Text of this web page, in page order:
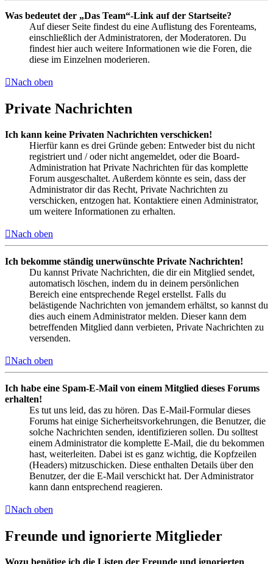
Was bedeutet der „Das Team“-Link auf der Startseite?
Auf dieser Seite findest du eine Auflistung des Forenteams,
einschließlich der Administratoren, der Moderatoren. Du
findest hier auch weitere Informationen wie die Foren, die
diese im Einzelnen moderieren.
Nach oben
Private Nachrichten
Ich kann keine Privaten Nachrichten verschicken!
Hierfür kann es drei Gründe geben: Entweder bist du nicht
registriert und / oder nicht angemeldet, oder die Board-
Administration hat Private Nachrichten für das komplette
Forum ausgeschaltet. Außerdem könnte es sein, dass der
Administrator dir das Recht, Private Nachrichten zu
verschicken, entzogen hat. Kontaktiere einen Administrator,
um weitere Informationen zu erhalten.
Nach oben
Ich bekomme ständig unerwünschte Private Nachrichten!
Du kannst Private Nachrichten, die dir ein Mitglied sendet,
automatisch löschen, indem du in deinem persönlichen
Bereich eine entsprechende Regel erstellst. Falls du
belästigende Nachrichten von jemandem erhältst, so kannst du
dies auch einem Administrator melden. Dieser kann dem
betreffenden Mitglied dann verbieten, Private Nachrichten zu
versenden.
Nach oben
Ich habe eine Spam-E-Mail von einem Mitglied dieses Forums
erhalten!
Es tut uns leid, das zu hören. Das E-Mail-Formular dieses
Forums hat einige Sicherheitsvorkehrungen, die Benutzer, die
solche Nachrichten senden, identifizieren sollen. Du solltest
einem Administrator die komplette E-Mail, die du bekommen
hast, weiterleiten. Dabei ist es ganz wichtig, die Kopfzeilen
(Headers) mitzuschicken. Diese enthalten Details über den
Benutzer, der die E-Mail verschickt hat. Der Administrator
kann dann entsprechend reagieren.
Nach oben
Freunde und ignorierte Mitglieder
Wozu benötige ich die Listen der Freunde und ignorierten